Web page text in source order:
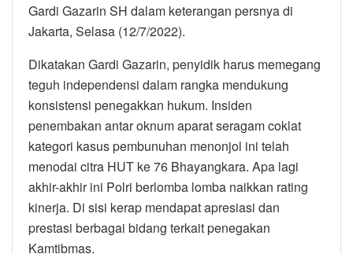
Gardi Gazarin SH dalam keterangan persnya di
Jakarta, Selasa (12/7/2022).
Dikatakan Gardi Gazarin, penyidik harus memegang
teguh independensi dalam rangka mendukung
konsistensi penegakkan hukum. Insiden
penembakan antar oknum aparat seragam coklat
kategori kasus pembunuhan menonjol ini telah
menodai citra HUT ke 76 Bhayangkara. Apa lagi
akhir-akhir ini Polri berlomba lomba naikkan rating
kinerja. Di sisi kerap mendapat apresiasi dan
prestasi berbagai bidang terkait penegakan
Kamtibmas.